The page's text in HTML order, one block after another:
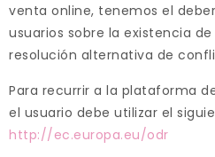
venta online, tenemos el
usuarios sobre la existencia
resolución alternativa de
Para recurrir a la plataforma
el usuario debe utilizar el
http://ec.europa.eu/odr